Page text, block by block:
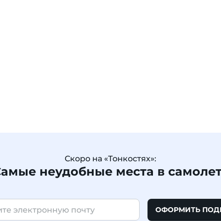
Скоро на «Тонкостях»:
неудобные места в
ОФОРМИТЬ